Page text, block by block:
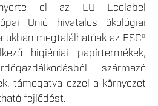
el az EU Ecolabel
Unió hivatalos ökológiai
megtalálhatóak az FSC®
higiéniai papírtermékek,
származó
támogatva ezzel a környezet
fejlődést.